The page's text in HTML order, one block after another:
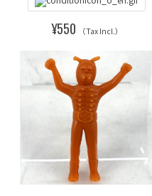
¥550 （Tax Incl.）